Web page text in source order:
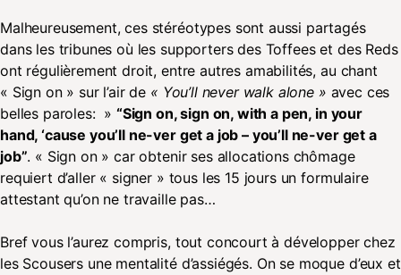
Malheureusement, ces stéréotypes sont aussi partagés
dans les tribunes où les supporters des Toffees et des Reds
ont régulièrement droit, entre autres amabilités, au chant
« Sign on » sur l’air de « You’ll never walk alone » avec ces
belles paroles: » “Sign on, sign on, with a pen, in your
hand, ‘cause you’ll ne-ver get a job – you’ll ne-ver get a
job”. « Sign on » car obtenir ses allocations chômage
requiert d’aller « signer » tous les 15 jours un formulaire
attestant qu’on ne travaille pas…
Bref vous l’aurez compris, tout concourt à développer chez
les Scousers une mentalité d’assiégés. On se moque d’eux et